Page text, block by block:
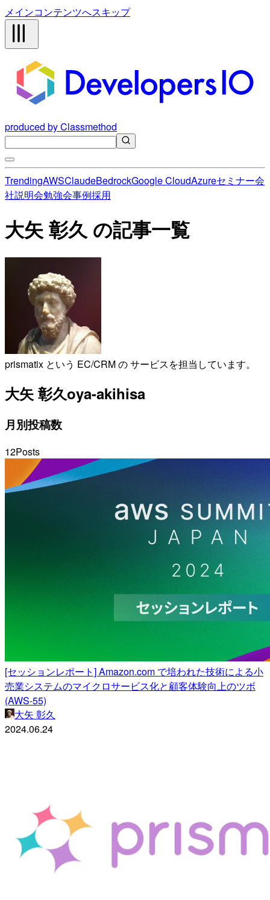
メインコンテンツへスキップ
produced by Classmethod
TrendingAWSClaudeBedrockGoogle CloudAzureセミナー会
社説明会勉強会事例採用
大矢 彰久 の記事一覧
prismatix という EC/CRM の サービスを担当しています。
大矢 彰久oya-akihisa
月別投稿数
12Posts
[セッションレポート] Amazon.com で培われた技術による小
売業システムのマイクロサービス化と顧客体験向上のツボ
(AWS-55)
大矢 彰久
2024.06.24